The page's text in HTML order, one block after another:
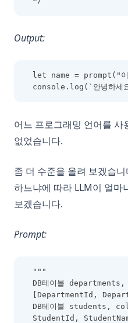
Output:
let name = prompt("이
console.log(`안녕하
어느 프로그래밍 언어를
없었습니다.
좀 더 수준을 올려 보겠습
하느냐에 따라 LLM이 얼마
보겠습니다.
Prompt:
"""
DB테이블
[DepartmentId,
DB테이블 students,
StudentId,